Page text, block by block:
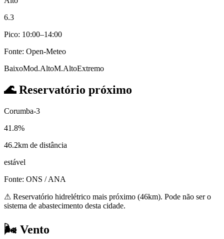
6.3
Pico: 10:00–14:00
Fonte: Open-Meteo
BaixoMod.AltoM.AltoExtremo
🌊Reservatório próximo
Corumba-3
41.8%
46.2km de distância
estável
Fonte: ONS / ANA
⚠ Reservatório hidrelétrico mais próximo (46km). Pode não ser o
sistema de abastecimento desta cidade.
🌬️ Vento